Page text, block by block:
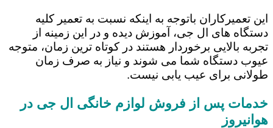
این تعمیرکاران باتوجه به اینکه نسبت به تعمیر کلیه
دستگاه های ال جی، آموزش دیده و در این زمینه از
تجربه بالایی برخوردار هستند در کوتاه ترین زمان، متوجه
عیوب دستگاه شما می شوند و نیاز به صرف زمان
طولانی برای عیب یابی نیست.
خدمات پس از فروش لوازم خانگی ال جی در
هوانیروز